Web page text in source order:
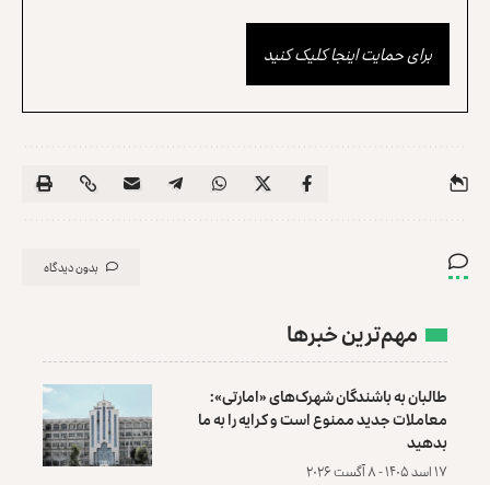
برای حمایت اینجا کلیک کنید
بدون دیدگاه
مهم‌ترین خبرها
طالبان به باشندگان شهرک‌های «امارتی»:
معاملات جدید ممنوع است و کرایه را به ما
بدهید
۱۷ اسد ۱۴۰۵ - ۸ آگست ۲۰۲۶